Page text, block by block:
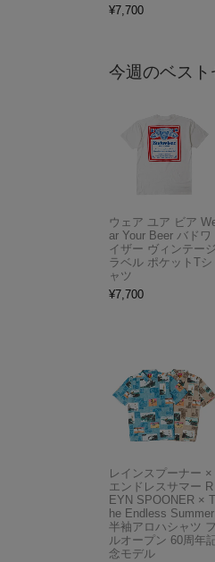
¥7,700
今週のベスト
ウェア ユア ビア
ar Your Beer バドワ
イザー ヴィンテージ
ラベル ポケットTシ
ャツ
¥7,700
レインスプーナー ×
エンドレスサマー R
EYN SPOONER × T
he Endless Summer
半袖アロハシャツ フ
ルオープン 60周年
念モデル